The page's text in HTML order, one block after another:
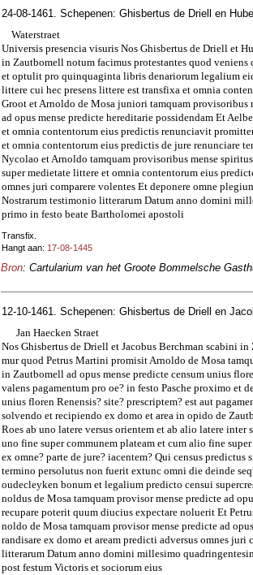
24-08-1461. Schepenen: Ghisbertus de Driell en
Waterstraet
Universis presencia visuris Nos Ghisbertus de Driell et
in Zautbomell notum facimus protestantes quod
et optulit pro quinquaginta libris denariorum legalium
littere cui hec presens littere est transfixa et omnia
Groot et Arnoldo de Mosa juniori tamquam provisoribus
ad opus mense predicte hereditarie possidendam Et
et omnia contentorum eius predictis renunciavit
et omnia contentorum eius predictis de jure renunciare
Nycolao et Arnoldo tamquam provisoribus mense
super medietate littere et omnia contentorum eius
omnes juri comparere volentes Et deponere omne
Nostrarum testimonio litterarum Datum anno domini
primo in festo beate Bartholomei apostoli
Transfix.
Hangt aan: 17-08-1445
Bron: Cartularium van het Groote Bommelsche
12-10-1461. Schepenen: Ghisbertus de Driell en
Jan Haecken Straet
Nos Ghisbertus de Driell et Jacobus Berchman scabini
mur quod Petrus Martini promisit Arnoldo de Mosa
in Zautbomell ad opus mense predicte censum unius
valens pagamentum pro oe? in festo Pasche proximo et
unius floren Renensis? site? prescriptem? est aut
solvendo et recipiendo ex domo et area in opido de
Roes ab uno latere versus orientem et ab alio latere
uno fine super communem plateam et cum alio fine
ex omne? parte de jure? iacentem? Qui census
termino persolutus non fuerit extunc omni die deinde
oudecleyken bonum et legalium predicto censui
noldus de Mosa tamquam provisor mense predicte ad
recupare poterit quum diucius expectare noluerit Et
noldo de Mosa tamquam provisor mense predicte ad
randisare ex domo et aream predicti adversus omnes
litterarum Datum anno domini millesimo
post festum Victoris et sociorum eius